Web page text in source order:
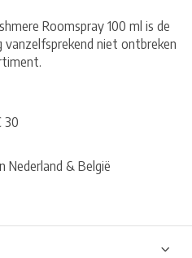
Roomspray 100 ml is de
niet ontbreken
30
& België